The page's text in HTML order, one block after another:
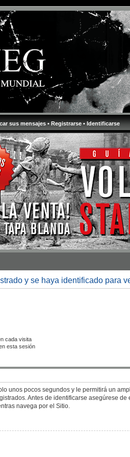
sus mensajes • Registrarse • Identificarse
y se haya identificado para
cada visita
esta sesión
unos pocos segundos y le permitirá un
Antes de identificarse asegúrese
navega por el Sitio.